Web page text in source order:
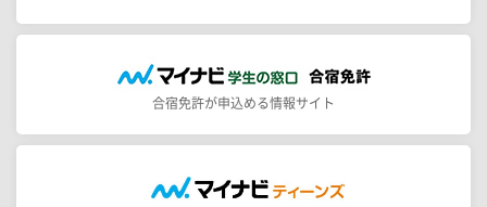
合宿免許が申込める情報サイト